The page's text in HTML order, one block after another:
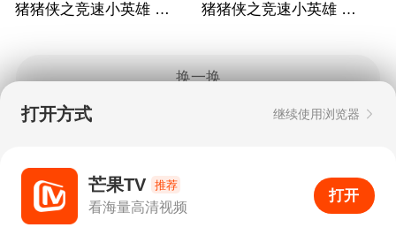
猪猪侠之竞速小英雄 第六季 猪猪侠之竞速小英雄 第三季
换一换
150
打开APP
打开方式 继续使用浏览器
芒果TV 推荐
看海量高清视频
打开